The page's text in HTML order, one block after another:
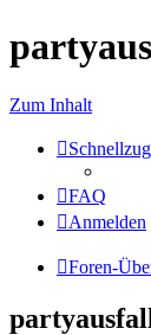
Zum Inhalt
FAQ
Anmelden
Foren-